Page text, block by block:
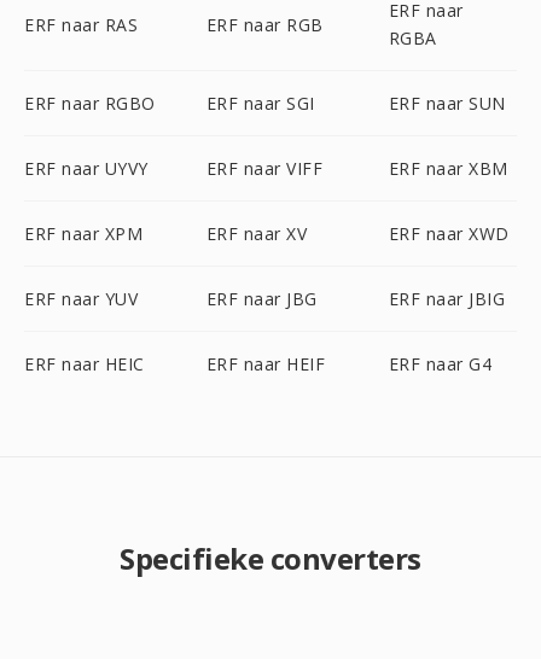
ERF naar RAS ERF naar RGB
ERF naar
RGBA
ERF naar RGBO ERF naar SGI ERF naar SUN
ERF naar UYVY ERF naar VIFF ERF naar XBM
ERF naar XPM ERF naar XV ERF naar XWD
ERF naar YUV ERF naar JBG ERF naar JBIG
ERF naar HEIC ERF naar HEIF ERF naar G4
Specifieke converters